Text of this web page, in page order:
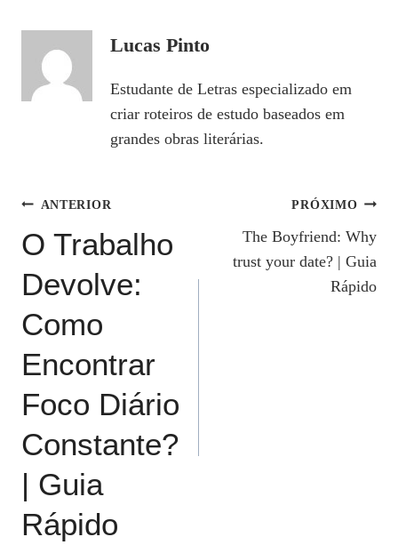
Lucas Pinto
Estudante de Letras especializado em
criar roteiros de estudo baseados em
grandes obras literárias.
Navegação
De
Post
ANTERIOR
O Trabalho
Devolve:
Como
Encontrar
Foco Diário
Constante?
| Guia
Rápido
PRÓXIMO
The Boyfriend: Why
trust your date? | Guia
Rápido